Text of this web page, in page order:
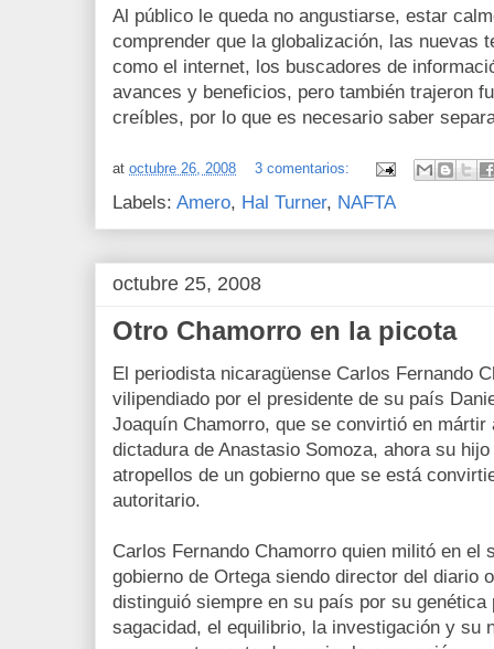
Al público le queda no angustiarse, estar
comprender que la globalización, las nuevas
como el internet, los buscadores de
avances y beneficios, pero también trajeron
creíbles, por lo que es necesario saber
at octubre 26, 2008 3 comentarios:
Labels: Amero, Hal Turner, NAFTA
octubre 25, 2008
Otro Chamorro en la picota
El periodista nicaragüense Carlos Fernando
vilipendiado por el presidente de su país
Joaquín Chamorro, que se convirtió en
dictadura de Anastasio Somoza, ahora su
atropellos de un gobierno que se está
autoritario.
Carlos Fernando Chamorro quien militó en el
gobierno de Ortega siendo director del diario
distinguió siempre en su país por su
sagacidad, el equilibrio, la investigación y su